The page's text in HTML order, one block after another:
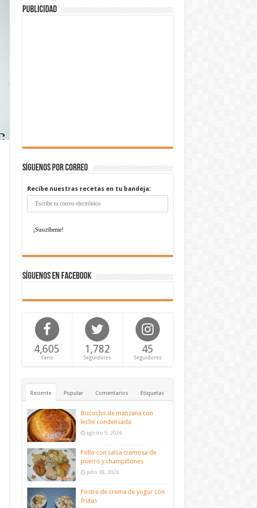
Publicidad
Síguenos por correo
Recibe nuestras recetas en tu bandeja:
Síguenos en Facebook
4,605
Fans
1,782
Seguidores
45
Seguidores
Reciente Popular Comentarios Etiquetas
Bizcocho de manzana con
leche condensada
agosto 5, 2026
Pollo con salsa cremosa de
puerro y champiñones
julio 18, 2026
Postre de crema de yogur con
frutas